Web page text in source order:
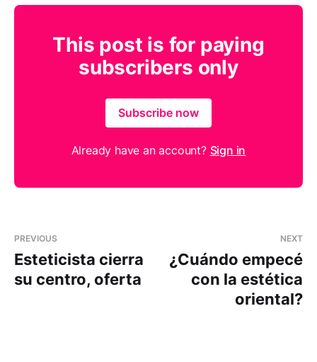
This post is for paying
subscribers only
Subscribe now
Already have an account? Sign in
PREVIOUS
Esteticista cierra
su centro, oferta
NEXT
¿Cuándo empecé
con la estética
oriental?